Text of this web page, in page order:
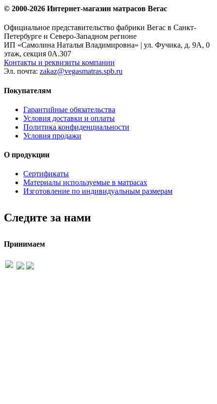
© 2000-2026 Интернет-магазин матрасов Вегас
Официальное представительство фабрики Вегас в Санкт-
Петербурге и Северо-Западном регионе
ИП «Самолина Наталья Владимировна» | ул. Фучика, д. 9А, 0
этаж, секция 0А.307
Контакты и реквизиты компании
Эл. почта: zakaz@vegasmatras.spb.ru
Покупателям
Гарантийные обязательства
Условия доставки и оплаты
Политика конфиденциальности
Условия продажи
О продукции
Сертификаты
Материалы используемые в матрасах
Изготовление по индивидуальным размерам
Следите за нами
Принимаем